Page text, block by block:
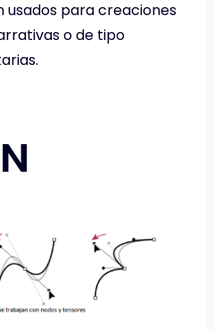
para creaciones
o de tipo